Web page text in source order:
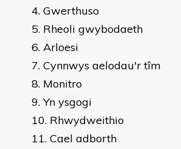
Gwerthuso
Rheoli gwybodaeth
Arloesi
Cynnwys aelodau'r tîm
Monitro
Yn ysgogi
Rhwydweithio
Cael adborth